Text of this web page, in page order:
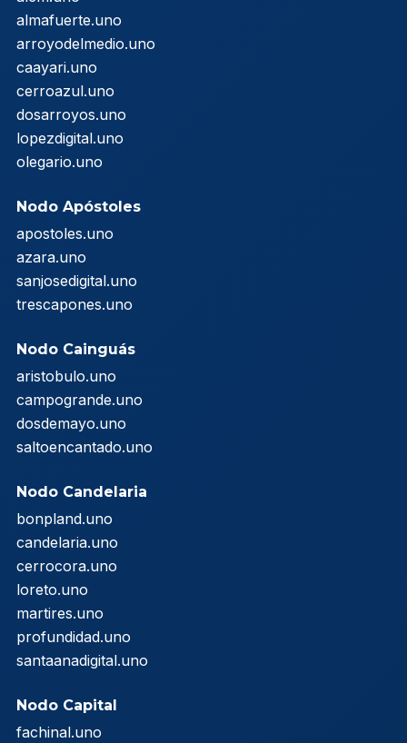
almafuerte.uno
arroyodelmedio.uno
caayari.uno
cerroazul.uno
dosarroyos.uno
lopezdigital.uno
olegario.uno
Nodo Apóstoles
apostoles.uno
azara.uno
sanjosedigital.uno
trescapones.uno
Nodo Cainguás
aristobulo.uno
campogrande.uno
dosdemayo.uno
saltoencantado.uno
Nodo Candelaria
bonpland.uno
candelaria.uno
cerrocora.uno
loreto.uno
martires.uno
profundidad.uno
santaanadigital.uno
Nodo Capital
fachinal.uno